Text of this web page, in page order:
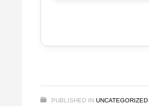
PUBLISHED IN UNCATEGORIZED